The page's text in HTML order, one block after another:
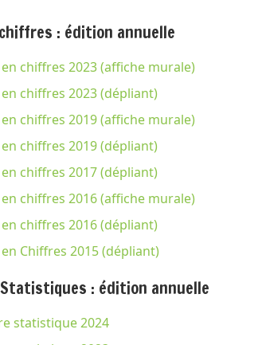
: édition annuelle
chiffres 2023 (affiche murale)
chiffres 2023 (dépliant)
chiffres 2019 (affiche murale)
chiffres 2019 (dépliant)
chiffres 2017 (dépliant)
chiffres 2016 (affiche murale)
chiffres 2016 (dépliant)
Chiffres 2015 (dépliant)
: édition annuelle
statistique 2024